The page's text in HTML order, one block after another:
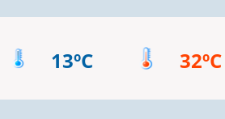
13ºC 32ºC